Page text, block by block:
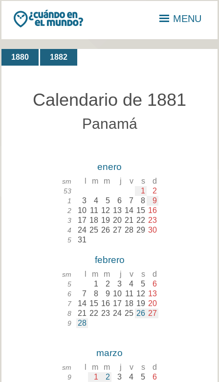
MENU
1880 1882
Calendario de 1881
Panamá
enero
sm m m j v s d
53 1 2
1 3 4 5 6 7 8 9
2 10 11 12 13 14 15 16
3 17 18 19 20 21 22 23
4 24 25 26 27 28 29 30
5 31
febrero
sm m m j v s d
5 1 2 3 4 5 6
6 7 8 9 10 11 12 13
7 14 15 16 17 18 19 20
8 21 22 23 24 25 26 27
9 28
marzo
sm m m j v s d
9 1 2 3 4 5 6